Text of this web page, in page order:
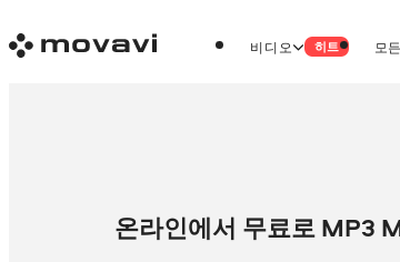
비디오 히트 모
온라인에서 무료로 MP3